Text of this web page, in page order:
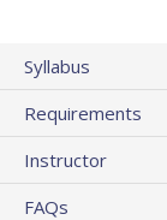
Syllabus
Requirements
Instructor
FAQs